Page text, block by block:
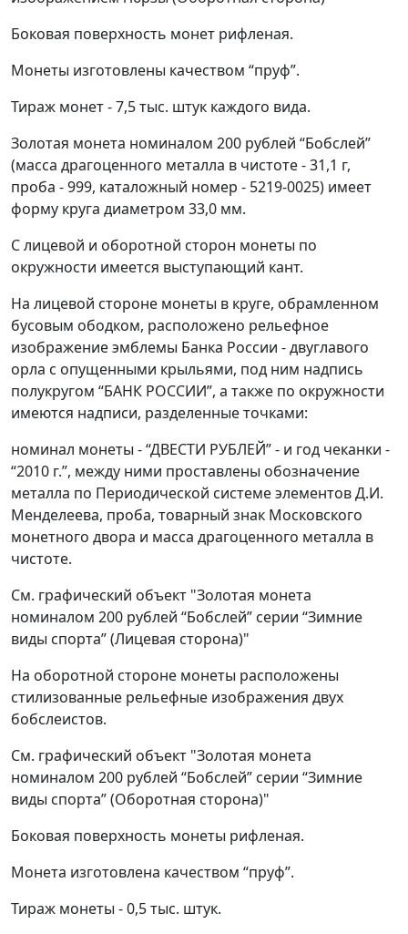
Боковая поверхность монет рифленая.
Монеты изготовлены качеством “пруф”.
Тираж монет - 7,5 тыс. штук каждого вида.
Золотая монета номиналом 200 рублей “Бобслей”
(масса драгоценного металла в чистоте - 31,1 г,
проба - 999, каталожный номер - 5219-0025) имеет
форму круга диаметром 33,0 мм.
С лицевой и оборотной сторон монеты по
окружности имеется выступающий кант.
На лицевой стороне монеты в круге, обрамленном
бусовым ободком, расположено рельефное
изображение эмблемы Банка России - двуглавого
орла с опущенными крыльями, под ним надпись
полукругом “БАНК РОССИИ”, а также по окружности
имеются надписи, разделенные точками:
номинал монеты - “ДВЕСТИ РУБЛЕЙ” - и год чеканки -
“2010 г.”, между ними проставлены обозначение
металла по Периодической системе элементов Д.И.
Менделеева, проба, товарный знак Московского
монетного двора и масса драгоценного металла в
чистоте.
См. графический объект "Золотая монета
номиналом 200 рублей “Бобслей” серии “Зимние
виды спорта” (Лицевая сторона)"
На оборотной стороне монеты расположены
стилизованные рельефные изображения двух
бобслеистов.
См. графический объект "Золотая монета
номиналом 200 рублей “Бобслей” серии “Зимние
виды спорта” (Оборотная сторона)"
Боковая поверхность монеты рифленая.
Монета изготовлена качеством “пруф”.
Тираж монеты - 0,5 тыс. штук.